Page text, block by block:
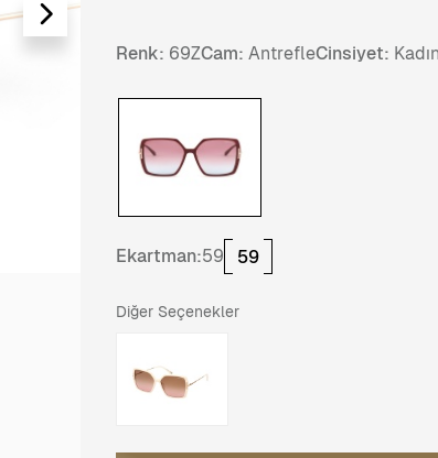
Renk: 69ZCam: AntrefleCinsiyet: Kadın
Ekartman:59 59
Diğer Seçenekler